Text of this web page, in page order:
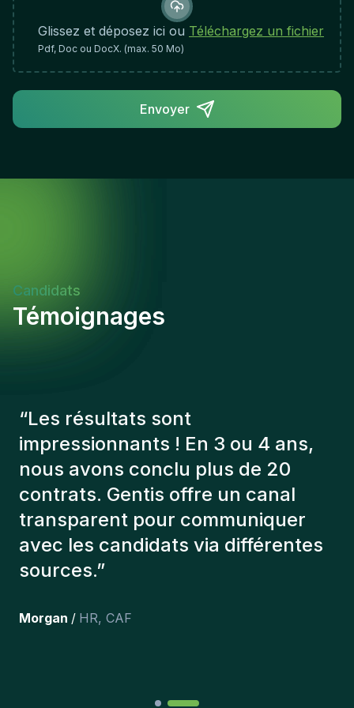
Glissez et déposez ici ou Téléchargez un fichier
Pdf, Doc ou DocX. (max. 50 Mo)
Envoyer
Candidats
Témoignages
“Les consultants Gentis ont
toujours tenu compte de plusieurs
éléments afin de nous présenter
les bons candidats. Les personnes
que l'on a recruté sont toujours là
et personnellement,je suis très
content des personnes qu’on a